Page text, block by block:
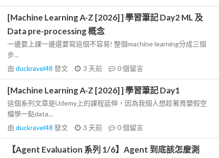
[Machine Learning A-Z [2026] ] 學習筆記 Day2 ML 及
Data pre-processing 概念
一邊要上課一邊還要寫這個不容易! 整個machine learning分成三個
步...
由 duckravel48 發文 3 天前 0個留言
[Machine Learning A-Z [2026] ] 學習筆記 Day1
這個系列文章是Udemy上的課程延伸，因為我個人想趁著育嬰假空
檔學一點data...
由 duckravel48 發文 3 天前 0個留言
【Agent Evaluation 系列 1/6】Agent 到底該怎麼測